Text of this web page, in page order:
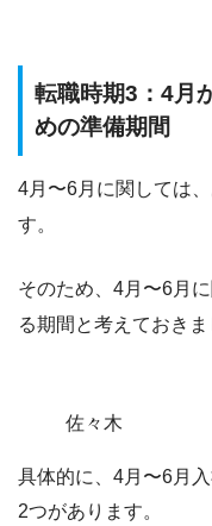
転職時期3：4月
めの準備期間
4月〜6月に関しては
す。
そのため、 4月〜6月
る期間 と考えておきま
佐々木
具体的に、4月〜6月
2つがあります。